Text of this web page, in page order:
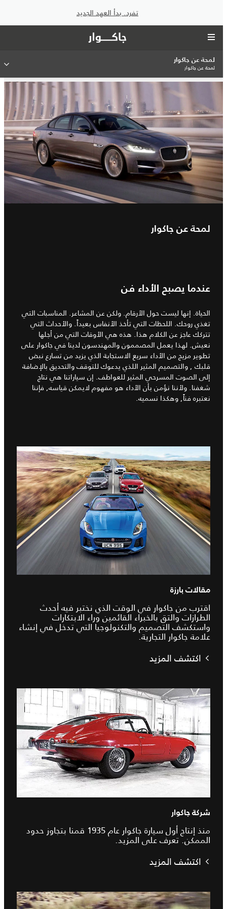
تفرد. بدأ العهد الجديد
لمحة عن جاكوار
لمحة عن جاكوار
لمحة عن جاكوار
عندما يصبح الأداء فن
الحياة. إنها ليست حول الأرقام. ولكن عن المشاعر. المناسبات التي
تغذي روحك. اللحظات التي تأخذ الأنفاس بعيداً. والأحداث التي
تتركك عاجز عن الكلام هذا. هذه هي الأوقات التي من أجلها
نعيش. لهذا يعمل المصممون والمهندسون لدينا في جاكوار على
تطوير مزيج من الأداء سريع الاستجابة الذي يزيد من تسارع نبض
قلبك , والتصميم المثير اللذي يدعوك للتوقف والتحديق بالإضافة
إلى الصوت المسرحي المثير للعواطف. إن سياراتنا هي نتاج
شغفنا. ولأننا نؤمن بأن الأداء هو مفهوم لايمكن قياسه, فإننا
نعتبره فناً, وهكذا نسميه.
مقالات بارزة
اقترب من جاكوار في الوقت الذي نختبر فيه أحدث
الطرازات والتق بالخبراء القائمين وراء الابتكارات
واستكشف التصميم والتكنولوجيا التي تدخل في إنشاء
علامة جاكوار التجارية.
اكتشف المزيد
شركة جاكوار
منذ إنتاج أول سيارة جاكوار عام 1935 قمنا بتجاوز حدود
الممكن. تعرف على المزيد.
اكتشف المزيد